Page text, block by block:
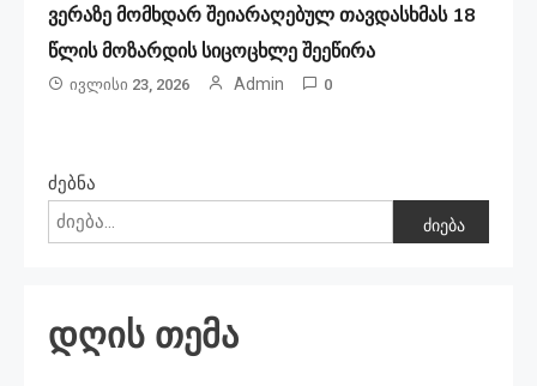
ვერაზე მომხდარ შეიარაღებულ თავდასხმას 18
წლის მოზარდის სიცოცხლე შეეწირა
Ივლისი 23, 2026 Admin 0
ძებნა
ძიება
დღის თემა